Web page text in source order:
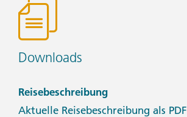
Downloads
Reisebeschreibung
Aktuelle Reisebeschreibung als PDF